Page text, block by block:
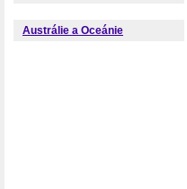
Austrálie a Oceánie